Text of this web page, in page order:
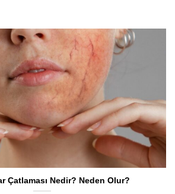
Çatlaması Nedir? Neden Olur?